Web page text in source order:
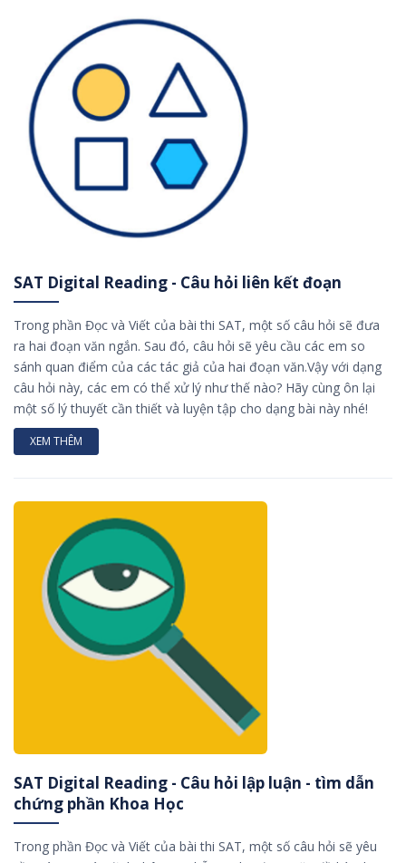
SAT Digital Reading - Câu hỏi liên kết đoạn
Trong phần Đọc và Viết của bài thi SAT, một số câu hỏi sẽ đưa
ra hai đoạn văn ngắn. Sau đó, câu hỏi sẽ yêu cầu các em so
sánh quan điểm của các tác giả của hai đoạn văn.Vậy với dạng
câu hỏi này, các em có thể xử lý như thế nào? Hãy cùng ôn lại
một số lý thuyết cần thiết và luyện tập cho dạng bài này nhé!
XEM THÊM
SAT Digital Reading - Câu hỏi lập luận - tìm dẫn
chứng phần Khoa Học
Trong phần Đọc và Viết của bài thi SAT, một số câu hỏi sẽ yêu